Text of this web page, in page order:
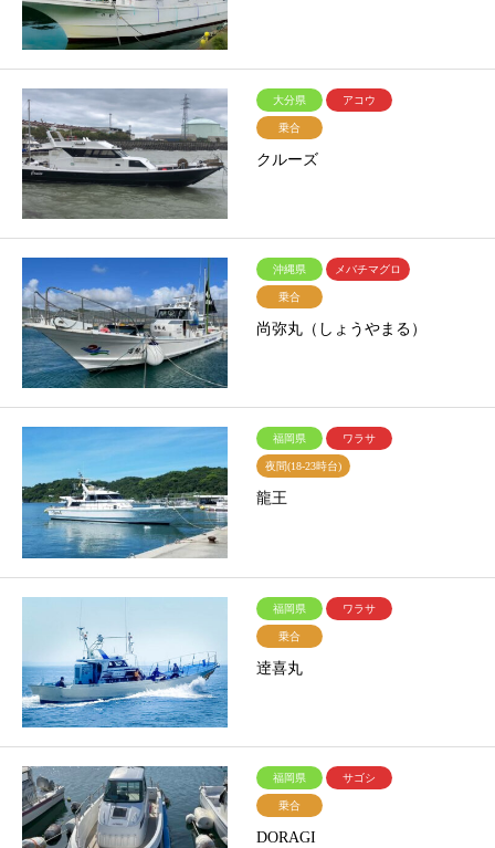
大分県 アコウ
乗合
クルーズ
沖縄県 メバチマグロ
乗合
尚弥丸（しょうやまる）
福岡県 ワラサ
夜間(18-23時台)
龍王
福岡県 ワラサ
乗合
逹喜丸
福岡県 サゴシ
乗合
DORAGI